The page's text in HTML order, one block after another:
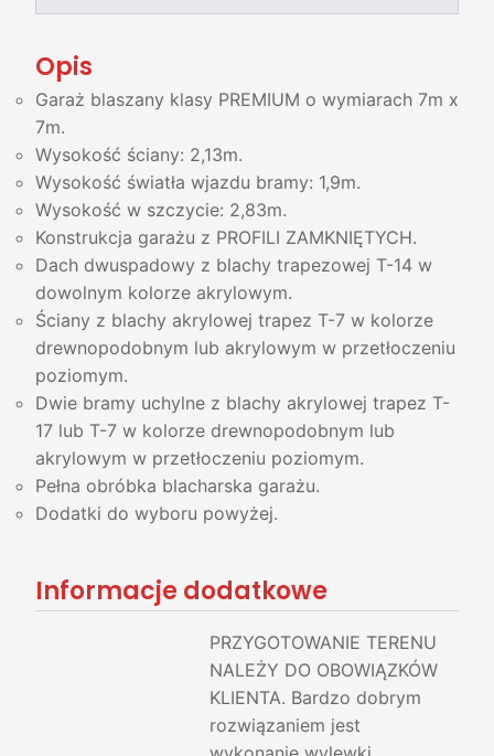
Opis
Garaż blaszany klasy PREMIUM o wymiarach 7m x
7m.
Wysokość ściany: 2,13m.
Wysokość światła wjazdu bramy: 1,9m.
Wysokość w szczycie: 2,83m.
Konstrukcja garażu z PROFILI ZAMKNIĘTYCH.
Dach dwuspadowy z blachy trapezowej T-14 w
dowolnym kolorze akrylowym.
Ściany z blachy akrylowej trapez T-7 w kolorze
drewnopodobnym lub akrylowym w przetłoczeniu
poziomym.
Dwie bramy uchylne z blachy akrylowej trapez T-
17 lub T-7 w kolorze drewnopodobnym lub
akrylowym w przetłoczeniu poziomym.
Pełna obróbka blacharska garażu.
Dodatki do wyboru powyżej.
Informacje dodatkowe
PRZYGOTOWANIE TERENU
NALEŻY DO OBOWIĄZKÓW
KLIENTA. Bardzo dobrym
rozwiązaniem jest